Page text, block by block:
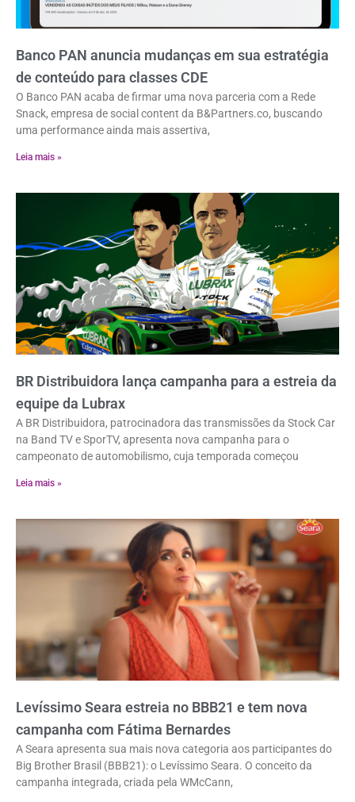
Banco PAN anuncia mudanças em sua estratégia
de conteúdo para classes CDE
O Banco PAN acaba de firmar uma nova parceria com a Rede
Snack, empresa de social content da B&Partners.co, buscando
uma performance ainda mais assertiva,
Leia mais »
BR Distribuidora lança campanha para a estreia da
equipe da Lubrax
A BR Distribuidora, patrocinadora das transmissões da Stock Car
na Band TV e SporTV, apresenta nova campanha para o
campeonato de automobilismo, cuja temporada começou
Leia mais »
Levíssimo Seara estreia no BBB21 e tem nova
campanha com Fátima Bernardes
A Seara apresenta sua mais nova categoria aos participantes do
Big Brother Brasil (BBB21): o Levíssimo Seara. O conceito da
campanha integrada, criada pela WMcCann,